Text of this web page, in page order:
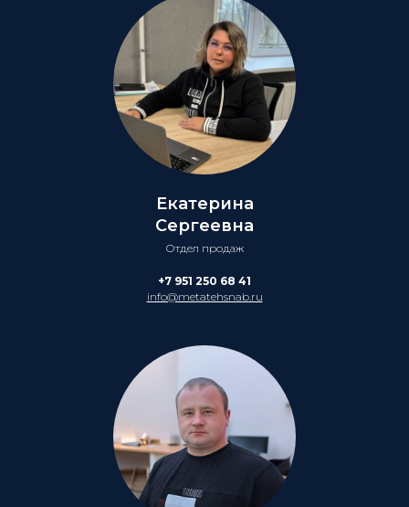
Екатерина
Сергеевна
Отдел продаж
+7 951 250 68 41
info@metatehsnab.ru